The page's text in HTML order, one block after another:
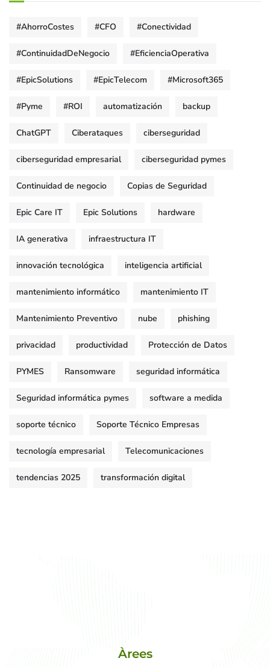
#AhorroCostes #CFO #Conectividad
#ContinuidadDeNegocio #EficienciaOperativa
#EpicSolutions #EpicTelecom #Microsoft365
#Pyme #ROI automatización backup
ChatGPT Ciberataques ciberseguridad
ciberseguridad empresarial ciberseguridad pymes
Continuidad de negocio Copias de Seguridad
Epic Care IT Epic Solutions hardware
IA generativa infraestructura IT
innovación tecnológica inteligencia artificial
mantenimiento informático mantenimiento IT
Mantenimiento Preventivo nube phishing
privacidad productividad Protección de Datos
PYMES Ransomware seguridad informática
Seguridad informática pymes software a medida
soporte técnico Soporte Técnico Empresas
tecnología empresarial Telecomunicaciones
tendencias 2025 transformación digital
Àrees